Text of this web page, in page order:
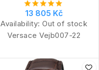
13 805 Kč
Availability: Out of stock
Versace Vejb007-22